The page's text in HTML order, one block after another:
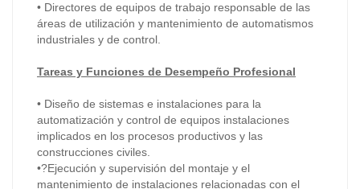
• Directores de equipos de trabajo responsable de las
áreas de utilización y mantenimiento de automatismos
industriales y de control.
Tareas y Funciones de Desempeño Profesional
• Diseño de sistemas e instalaciones para la
automatización y control de equipos instalaciones
implicados en los procesos productivos y las
construcciones civiles.
•?Ejecución y supervisión del montaje y el
mantenimiento de instalaciones relacionadas con el